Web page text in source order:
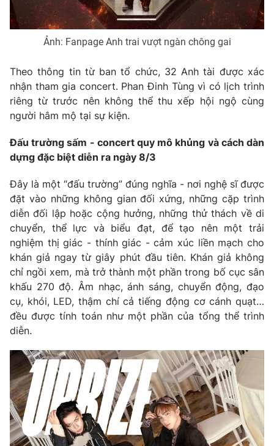
Cơ quan chủ quản:Đài Truyền hình Việt Nam
Cơ quan báo chí:Thời báo VTV
cấp ngày 29/12/2023
Tổng Biên tập:Vũ Thanh Thủy
Phó Tổng Biên tập:
Nguyễn Thị Mỹ Hạnh, Phạm Quốc Thắng,
Nguyễn Trọng Ninh
Tổng đài VTV:024.38 355 931 - 024.38 355 932
Ðiện thoại Thời báo VTV:024.66 897 897
Liên hệ quảng cáo: 024-7300.7108
® Cấm sao chép dưới mọi hình thức nếu không có sự chấp
thuận bằng văn bản. Ghi rõ nguồn VTV.vn khi phát hành lại
thông tin từ website này.
Ảnh: Fanpage Anh trai vượt ngàn chông gai
Theo thông tin từ ban tổ chức, 32 Anh tài được xác
nhận tham gia concert. Phan Đinh Tùng vì có lịch trình
riêng từ trước nên không thể thu xếp hội ngộ cùng
người hâm mộ tại sự kiện.
Đấu trường sấm - concert quy mô khủng và cách dàn
dựng đặc biệt diễn ra ngày 8/3
Đây là một “đấu trường” đúng nghĩa - nơi nghệ sĩ được
đặt vào những không gian đối xứng, những cặp trình
diễn đối lập hoặc cộng hưởng, những thử thách về di
chuyển, thể lực và biểu đạt, để tạo nên một trải
nghiệm thị giác - thính giác - cảm xúc liền mạch cho
khán giả ngay từ giây phút đầu tiên. Khán giả không
chỉ ngồi xem, mà trở thành một phần trong bố cục sân
khấu 270 độ. Âm nhạc, ánh sáng, chuyển động, đạo
cụ, khói, LED, thậm chí cả tiếng động cơ cánh quạt…
đều được tính toán như một phần của tổng thể trình
diễn.